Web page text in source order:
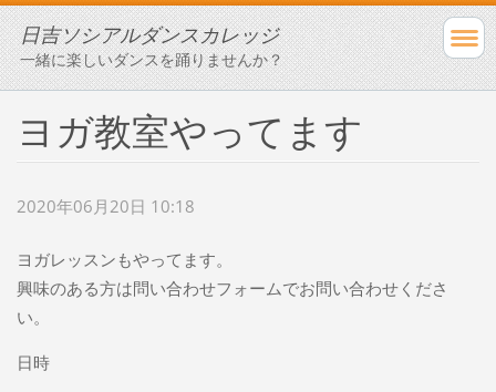
日吉ソシアルダンスカレッジ
一緒に楽しいダンスを踊りませんか？
ヨガ教室やってます
2020年06月20日 10:18
ヨガレッスンもやってます。
興味のある方は問い合わせフォームでお問い合わせくださ
い。
日時